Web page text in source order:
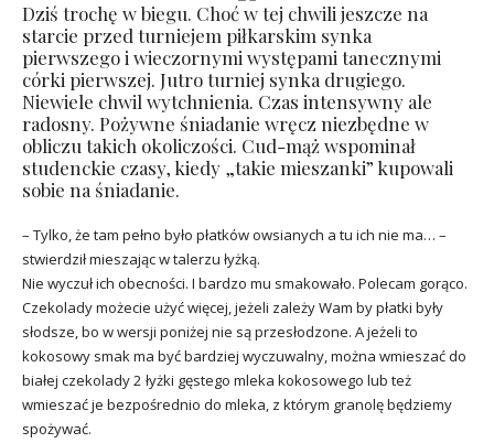
Dziś trochę w biegu. Choć w tej chwili jeszcze na
starcie przed turniejem piłkarskim synka
pierwszego i wieczornymi występami tanecznymi
córki pierwszej. Jutro turniej synka drugiego.
Niewiele chwil wytchnienia. Czas intensywny ale
radosny. Pożywne śniadanie wręcz niezbędne w
obliczu takich okoliczości. Cud-mąż wspominał
studenckie czasy, kiedy „takie mieszanki” kupowali
sobie na śniadanie.
– Tylko, że tam pełno było płatków owsianych a tu ich nie ma… –
stwierdził mieszając w talerzu łyżką.
Nie wyczuł ich obecności. I bardzo mu smakowało. Polecam gorąco.
Czekolady możecie użyć więcej, jeżeli zależy Wam by płatki były
słodsze, bo w wersji poniżej nie są przesłodzone. A jeżeli to
kokosowy smak ma być bardziej wyczuwalny, można wmieszać do
białej czekolady 2 łyżki gęstego mleka kokosowego lub też
wmieszać je bezpośrednio do mleka, z którym granolę będziemy
spożywać.